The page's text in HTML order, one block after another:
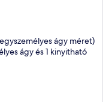
ágy méret)
ágy és 1 kinyitható